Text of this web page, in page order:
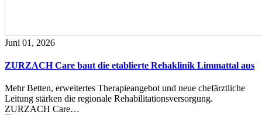
Juni 01, 2026
ZURZACH Care baut die etablierte Rehaklinik Limmattal aus
Mehr Betten, erweitertes Therapieangebot und neue chefärztliche
Leitung stärken die regionale Rehabilitationsversorgung.
ZURZACH Care…